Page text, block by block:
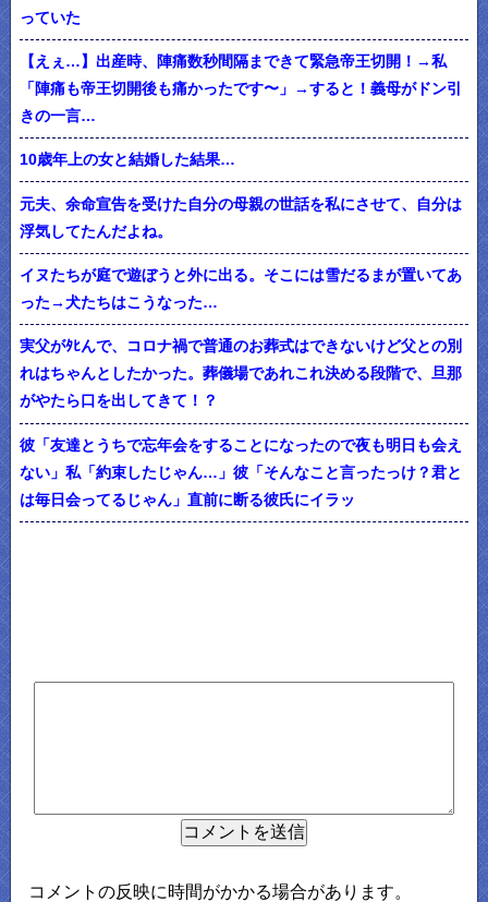
っていた
【えぇ…】出産時、陣痛数秒間隔まできて緊急帝王切開！→私
「陣痛も帝王切開後も痛かったです〜」→すると！義母がドン引
きの一言…
10歳年上の女と結婚した結果…
元夫、余命宣告を受けた自分の母親の世話を私にさせて、自分は
浮気してたんだよね。
イヌたちが庭で遊ぼうと外に出る。そこには雪だるまが置いてあ
った→犬たちはこうなった…
実父がﾀﾋんで、コロナ禍で普通のお葬式はできないけど父との別
れはちゃんとしたかった。葬儀場であれこれ決める段階で、旦那
がやたら口を出してきて！？
彼「友達とうちで忘年会をすることになったので夜も明日も会え
ない」私「約束したじゃん…」彼「そんなこと言ったっけ？君と
は毎日会ってるじゃん」直前に断る彼氏にイラッ
コメントの反映に時間がかかる場合があります。